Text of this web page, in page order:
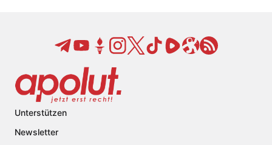
Unterstützen
Newsletter